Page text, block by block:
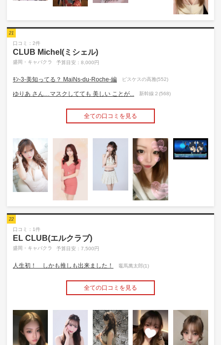
21
口コミ：2件
CLUB Michel(ミシェル)
盛岡・キャバクラ 予算目安：8,000円
ﾓﾝ-3-美知ってる？ MaiNs-du-Roche-編 ピスケスの高雅(552)
ゆりあ さん…マスクしてても 美しい ことが... 新幹線２(568)
全ての口コミを見る
22
口コミ：1件
EL CLUB(エルクラブ)
盛岡・キャバクラ 予算目安：7,500円
人生初！ しかも推しも出来ました！ 竈馬萬太郎(1)
全ての口コミを見る